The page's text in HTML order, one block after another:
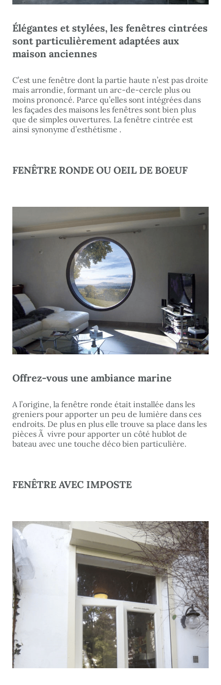
Élégantes et stylées, les fenêtres cintrées
sont particulièrement adaptées aux
maison anciennes
C’est une fenêtre dont la partie haute n’est pas droite
mais arrondie, formant un arc-de-cercle plus ou
moins prononcé. Parce qu’elles sont intégrées dans
les façades des maisons les fenêtres sont bien plus
que de simples ouvertures. La fenêtre cintrée est
ainsi synonyme d’esthétisme .
FENÊTRE RONDE OU OEIL DE BOEUF
Offrez-vous une ambiance marine
A l’origine, la fenêtre ronde était installée dans les
greniers pour apporter un peu de lumière dans ces
endroits. De plus en plus elle trouve sa place dans les
pièces Ã vivre pour apporter un côté hublot de
bateau avec une touche déco bien particulière.
FENÊTRE AVEC IMPOSTE